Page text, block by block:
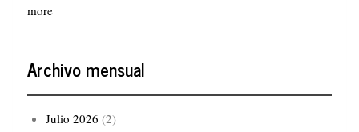
more
Archivo mensual
Julio 2026 (2)